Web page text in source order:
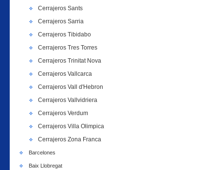
Cerrajeros Sants
Cerrajeros Sarria
Cerrajeros Tibidabo
Cerrajeros Tres Torres
Cerrajeros Trinitat Nova
Cerrajeros Vallcarca
Cerrajeros Vall d'Hebron
Cerrajeros Vallvidriera
Cerrajeros Verdum
Cerrajeros Villa Olimpica
Cerrajeros Zona Franca
Barcelones
Baix Llobregat